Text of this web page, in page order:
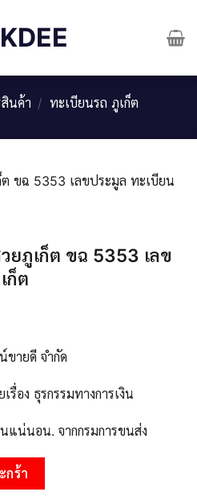
สินค้า / ทะเบียนรถ ภูเก็ต
ยภูเก็ต ขฉ 5353 เลข
ก็ต
ขายดี จำกัด
อง ธุรกรรมทางการเงิน
แน่นอน. จากกรมการขนส่ง
เก็ต ขฉ 5353 เลขประมูล ทะเบียนรถ
กร้า